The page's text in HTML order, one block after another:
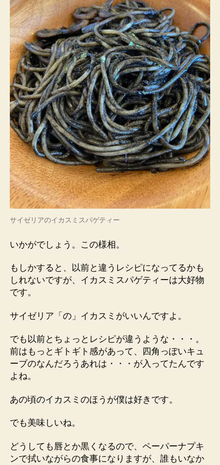
サイゼリアのイカスミスパゲティー
いかがでしょう。この様相。
もしかすると、以前と違うレシピになってるかも
しれないですが、イカスミスパゲティーは大好物
です。
サイゼリア「の」イカスミがいいんですよ。
でも以前とちょっとレシピが違うような・・・。
前はもっとギトギト感があって、四角っぽいキュ
ーブのなんだろうあれは・・・が入ってたんです
よね。
あの頃のイカスミのほうが僕は好きです。
でも美味しいね。
どうしても唇とか黒くなるので、ペーパーナプキ
ンで拭いながらの食事になりますが、誰もいなか